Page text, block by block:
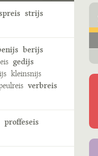
strijs
berijs
gedijs
kleinsnijs
verbreis
proffeseis